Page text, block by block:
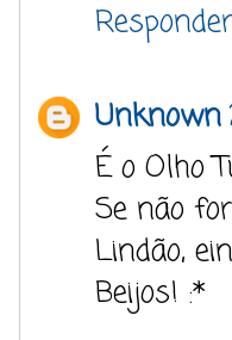
Responder
Unknown
É o Olho
Se não
Lindão,
Beijos! :*